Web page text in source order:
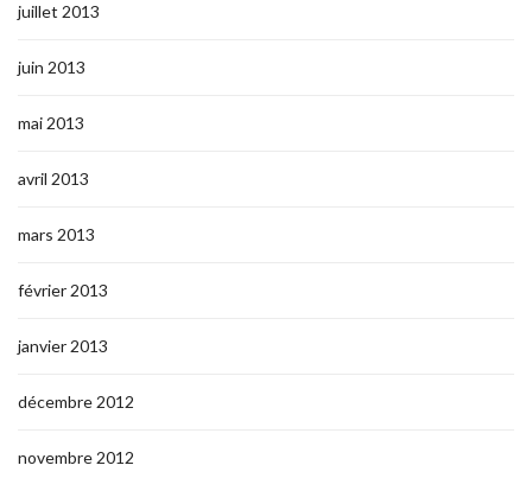
juillet 2013
juin 2013
mai 2013
avril 2013
mars 2013
février 2013
janvier 2013
décembre 2012
novembre 2012